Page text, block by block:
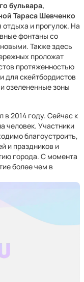
бульвара,
Тараса Шевченко
и прогулок. На
фонтаны со
Также здесь
проложат
протяженностью
для скейтбордистов
озелененные зоны
в 2014 году. Сейчас к
человек. Участники
благоустроить,
и праздников и
города. С момента
более чем в